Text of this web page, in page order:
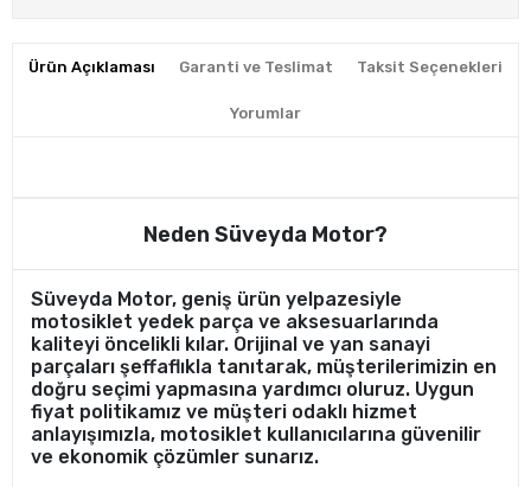
Ürün Açıklaması Garanti ve Teslimat Taksit Seçenekleri
Yorumlar
Neden Süveyda Motor?
Süveyda Motor, geniş ürün yelpazesiyle
motosiklet yedek parça ve aksesuarlarında
kaliteyi öncelikli kılar. Orijinal ve yan sanayi
parçaları şeffaflıkla tanıtarak, müşterilerimizin en
doğru seçimi yapmasına yardımcı oluruz. Uygun
fiyat politikamız ve müşteri odaklı hizmet
anlayışımızla, motosiklet kullanıcılarına güvenilir
ve ekonomik çözümler sunarız.